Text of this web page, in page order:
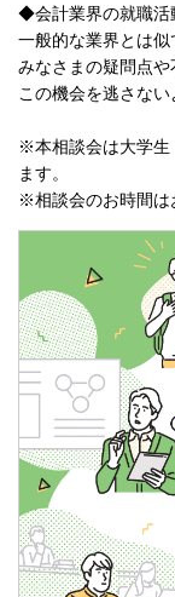
◆会計業界の就職活
一般的な業界とは似
みなさまの疑問点や
この機会を逃さない
※本相談会は大学生
ます。
※相談会のお時間は